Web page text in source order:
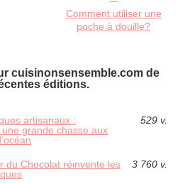
Comment utiliser une
poche à douille?
cuisinonsensemble.com de
éditions.
artisanaux :
grande chasse aux
529 v.
du Chocolat réinvente les
3 760 v.